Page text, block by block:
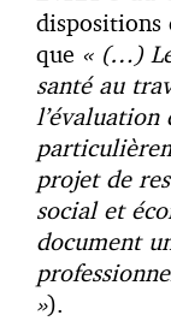
dispositions
que « (…)
santé au
l’évaluation
projet de
social et
document
»).